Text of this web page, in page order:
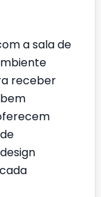
a sala de
receber